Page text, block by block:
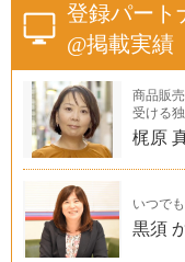
登録パート
@掲載実績
商品販
受ける
梶原
いつで
黒須